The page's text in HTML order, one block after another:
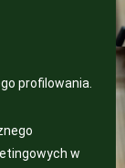
profilowania.
w